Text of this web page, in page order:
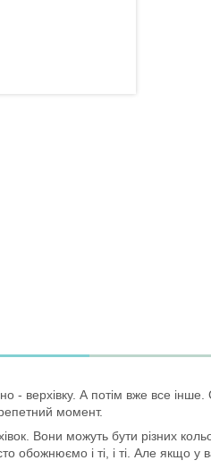
верхівку. А потім вже все
момент.
Вони можуть бути різних
обожнюємо і ті, і ті. Але якщо